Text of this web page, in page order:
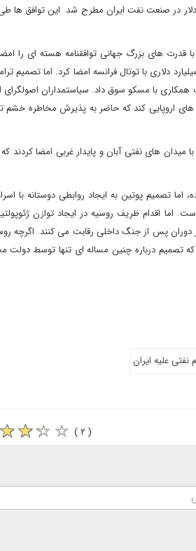
های اولیه توسط شرکت های روسی برای سرمایه گذاری تا سقف 30 میلیارد دلار در صنعت نفت ایران مطرح شد. این
قدرت های بزرگ جهانی توافقنامه هسته ای را
روحانی، رئیس جمهوری ایران ترجیح داد با شرکت های بزرگ اروپایی همکاری کند و توافقی 4.8 میلیارد دلاری با توتال فرانسه امضا کرد.
با مسکو سوق داد. سیاستمداران اصولگرای
اروپایی کند که حاضر به پذیرش مخاطره خشم
انرژی در ایران توافقی 740 میلیون دلاری در رابطه با میدان های نفتی آبان و پایدار غربی امضا
تصمیم پوتین به ایجاد روابطی دوستانه با
اما اقدام ظریف روسیه در ایجاد توازن
پس از جنگ داخلی رقابت می کنند. اگرچه
که تصمیم درباره چنین مساله ای تنها توسط دولت
نفتی علیه ایران
( ۲ )